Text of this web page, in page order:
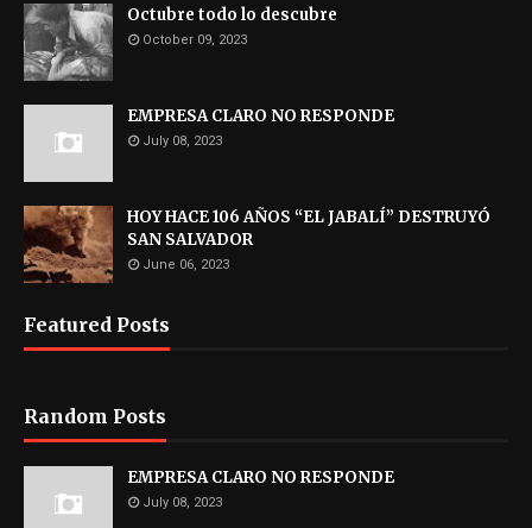
Octubre todo lo descubre
October 09, 2023
EMPRESA CLARO NO RESPONDE
July 08, 2023
HOY HACE 106 AÑOS “EL JABALÍ” DESTRUYÓ
SAN SALVADOR
June 06, 2023
Featured Posts
Random Posts
EMPRESA CLARO NO RESPONDE
July 08, 2023